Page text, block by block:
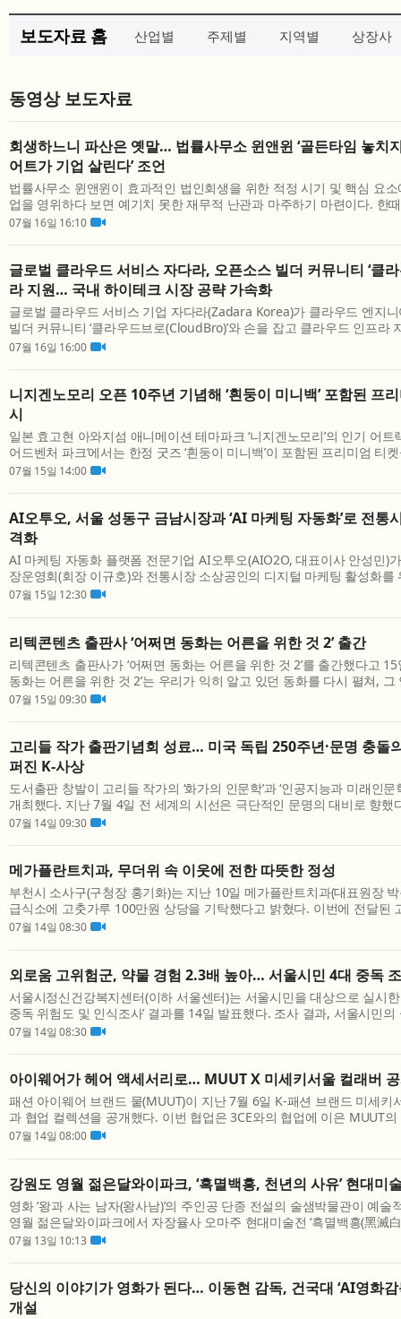
보도자료 홈 산업별 주제별 지역별 상장사
동영상 보도자료
회생하느니 파산은 옛말… 법률사무소 윈앤윈 ‘골든타임 놓치
어트가 기업 살린다’ 조언
법률사무소 윈앤윈이 효과적인 법인회생을 위한 적정 시기 및 핵심 요
업을 영위하다 보면 예기치 못한 재무적 난관과 마주하기 마련이다. 한
서는 ‘회생 절차를 밟느니 차라리 파산하는 게 속 편하다’는 인식이 지배
07월 16일 16:10
글로벌 클라우드 서비스 자다라, 오픈소스 빌더 커뮤니티 ‘클
라 지원… 국내 하이테크 시장 공략 가속화
글로벌 클라우드 서비스 기업 자다라(Zadara Korea)가 클라우드 엔지
빌더 커뮤니티 ‘클라우드브로(CloudBro)’와 손을 잡고 클라우드 인프라
터프라이즈 및 하이테크 시장 저변 확대에 나선다. 양사는 파트너십을
07월 16일 16:00
니지겐노모리 오픈 10주년 기념해 ‘흰둥이 미니백’ 포함된 프
시
일본 효고현 아와지섬 애니메이션 테마파크 ‘니지겐노모리’의 인기 어트
어드벤처 파크’에서는 한정 굿즈 ‘흰둥이 미니백’이 포함된 프리미엄 티
시부터 판매 개시한다(티켓 이용 개시는 7월 16일(목)부터). 니지겐노모
07월 15일 14:00
AI오투오, 서울 성동구 금남시장과 ‘AI 마케팅 자동화’로 전통
격화
AI 마케팅 자동화 플랫폼 전문기업 AI오투오(AIO2O, 대표이사 안성민)
장운영회(회장 이규호)와 전통시장 소상공인의 디지털 마케팅 활성화를
(MOU)을 체결했다. 이번 협약에 따라 AI오투오는 업체명 입력만으로 홍
07월 15일 12:30
리텍콘텐츠 출판사 ‘어쩌면 동화는 어른을 위한 것 2’ 출간
리텍콘텐츠 출판사가 ‘어쩌면 동화는 어른을 위한 것 2’를 출간했다고 15
동화는 어른을 위한 것 2’는 우리가 익히 알고 있던 동화를 다시 펼쳐,
의 질문들을 길어 올리는 책이다. 책은 사랑은 무엇으로 증명되는지, 용
07월 15일 09:30
고리들 작가 출판기념회 성료… 미국 독립 250주년·문명 충돌
퍼진 K-사상
도서출판 창발이 고리들 작가의 ‘화가의 인문학’과 ‘인공지능과 미래인문
개최했다. 지난 7월 4일 전 세계의 시선은 극단적인 문명의 대비로 향했
독립 250주년을 기념하는 대규모 불꽃놀이가 펼쳐졌고 같은 시기 이란
07월 14일 09:30
메가플란트치과, 무더위 속 이웃에 전한 따뜻한 정성
부천시 소사구(구청장 홍기화)는 지난 10일 메가플란트치과(대표원장
급식소에 고춧가루 100만원 상당을 기탁했다고 밝혔다. 이번에 전달된
무료급식소에서 지역 내 어르신과 취약계층을 위한 무료급식 식재료로
07월 14일 08:30
외로움 고위험군, 약물 경험 2.3배 높아… 서울시민 4대 중독
서울시정신건강복지센터(이하 서울센터)는 서울시민을 대상으로 실시
중독 위험도 및 인식조사’ 결과를 14일 발표했다. 조사 결과, 서울시민
제가 아닌 외로움·사회적 고립과 연결된 것으로 나타났다. 서울시민 외
07월 14일 08:30
아이웨어가 헤어 액세서리로… MUUT X 미세키서울 컬래버
패션 아이웨어 브랜드 뭍(MUUT)이 지난 7월 6일 K-패션 브랜드 미세키
과 협업 컬렉션을 공개했다. 이번 협업은 3CE와의 협업에 이은 MUUT
으로, 새로운 취향과 문화를 끊임없이 탐구하는 MUUT의 ‘호기심’과
07월 14일 08:00
강원도 영월 젊은달와이파크, ‘흑멸백흥, 천년의 사유’ 현대미
영화 ‘왕과 사는 남자(왕사남)’의 주인공 단종 전설의 술샘박물관이 예술
영월 젊은달와이파크에서 자장율사 오마주 현대미술전 ‘흑멸백흥(黑滅
시회를 개최한다. 여름 휴가철 혹서기 피서지로 각광받는 영월 실내 가
07월 13일 10:13
당신의 이야기가 영화가 된다… 이동현 감독, 건국대 ‘AI영화감
개설